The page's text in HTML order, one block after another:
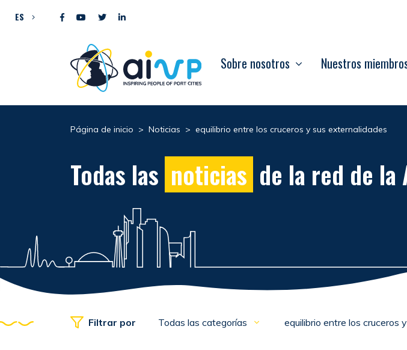
ES
Sobre nosotros Nuestros
Página de inicio > Noticias > equilibrio entre los cruceros y sus externalidades
Todas las noticias de la red de la
Filtrar por Todas las categorías equilibrio entre los cruceros